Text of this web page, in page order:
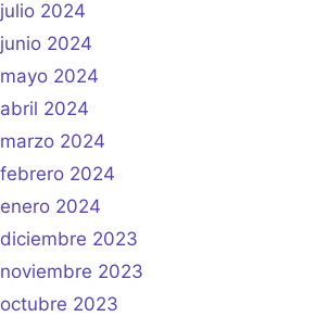
julio 2024
junio 2024
mayo 2024
abril 2024
marzo 2024
febrero 2024
enero 2024
diciembre 2023
noviembre 2023
octubre 2023